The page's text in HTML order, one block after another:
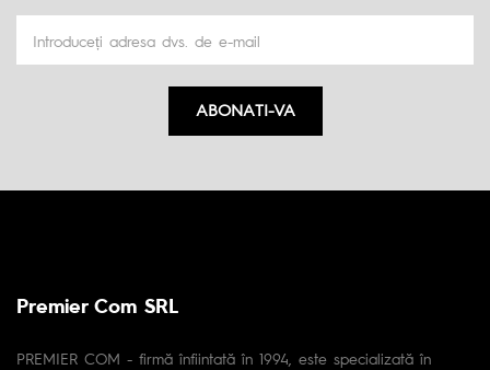
ABONATI-VA
Premier Com SRL
PREMIER COM - firmă înfiintată în 1994, este specializată în